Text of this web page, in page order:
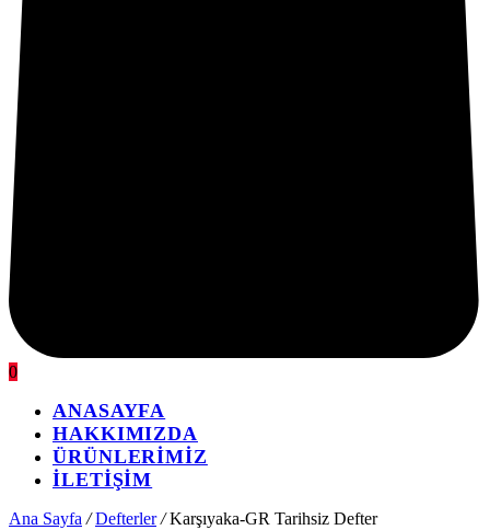
0
ANASAYFA
HAKKIMIZDA
ÜRÜNLERİMİZ
İLETİŞİM
Ana Sayfa / Defterler /Karşıyaka-GR Tarihsiz Defter